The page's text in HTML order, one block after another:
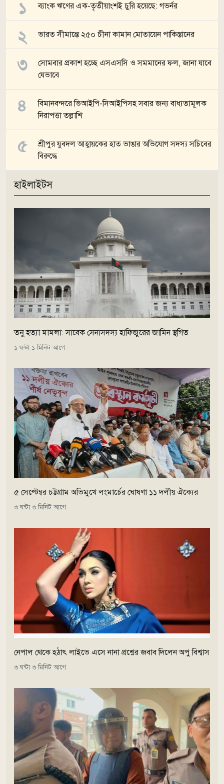
ব্যাংক ঋণের এক-তৃতীয়াংশই চুরি হয়েছে: গভর্নর
ভারত সীমান্তে ২৫০ চীনা কামান মোতায়েন পাকিস্তানের
সোমবার প্রকাশ হচ্ছে এসএসসি ও সমমানের ফল, জানা যাবে
যেভাবে
বিমানবন্দরে ভিআইপি-সিআইপিসহ সবার জন্য বাধ্যতামূলক
নিরাপত্তা তল্লাশি
শ্রীপুর যুবদল আহ্বায়কের হাত ভাঙার অভিযোগ সদস্য সচিবের
বিরুদ্ধে
তনু হত্যা মামলা: সাবেক সেনাসদস্য হাফিজুরের জামিন স্থগিত
জলবায়ু পরিবর্তনের প্রভাবে কমতে পারে মানুষের উচ্চতা
সব খবর
হাইলাইটস
তনু হত্যা মামলা: সাবেক সেনাসদস্য হাফিজুরের জামিন স্থগিত
১ ঘন্টা ১ মিনিট আগে
৫ সেপ্টেম্বর চট্টগ্রাম অভিমুখে লংমার্চের ঘোষণা ১১ দলীয় ঐক্যের
৩ ঘন্টা ৩ মিনিট আগে
নেপাল থেকে হঠাৎ লাইভে এসে নানা প্রশ্নের জবাব দিলেন অপু বিশ্বাস
৩ ঘন্টা ৩ মিনিট আগে